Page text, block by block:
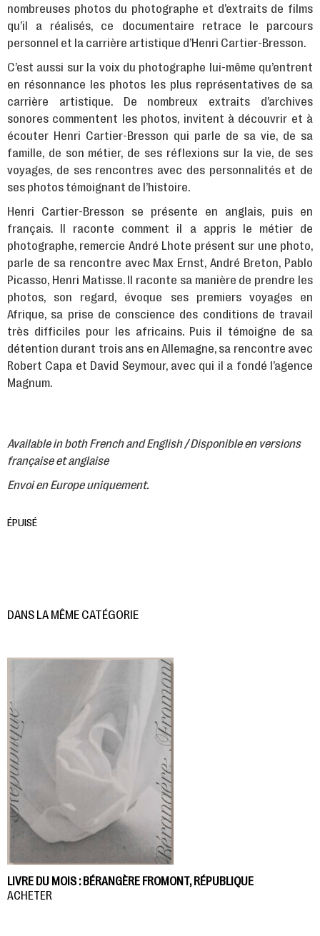
nombreuses photos du photographe et d’extraits de films
qu’il a réalisés, ce documentaire retrace le parcours
personnel et la carrière artistique d’Henri Cartier-Bresson.
C’est aussi sur la voix du photographe lui-même qu’entrent
en résonnance les photos les plus représentatives de sa
carrière artistique. De nombreux extraits d’archives
sonores commentent les photos, invitent à découvrir et à
écouter Henri Cartier-Bresson qui parle de sa vie, de sa
famille, de son métier, de ses réflexions sur la vie, de ses
voyages, de ses rencontres avec des personnalités et de
ses photos témoignant de l’histoire.
Henri Cartier-Bresson se présente en anglais, puis en
français. Il raconte comment il a appris le métier de
photographe, remercie André Lhote présent sur une photo,
parle de sa rencontre avec Max Ernst, André Breton, Pablo
Picasso, Henri Matisse. Il raconte sa manière de prendre les
photos, son regard, évoque ses premiers voyages en
Afrique, sa prise de conscience des conditions de travail
très difficiles pour les africains. Puis il témoigne de sa
détention durant trois ans en Allemagne, sa rencontre avec
Robert Capa et David Seymour, avec qui il a fondé l’agence
Magnum.
Available in both French and English / Disponible en versions
française et anglaise
Envoi en Europe uniquement.
ÉPUISÉ
DANS LA MÊME CATÉGORIE
LIVRE DU MOIS : BÉRANGÈRE FROMONT, RÉPUBLIQUE
ACHETER